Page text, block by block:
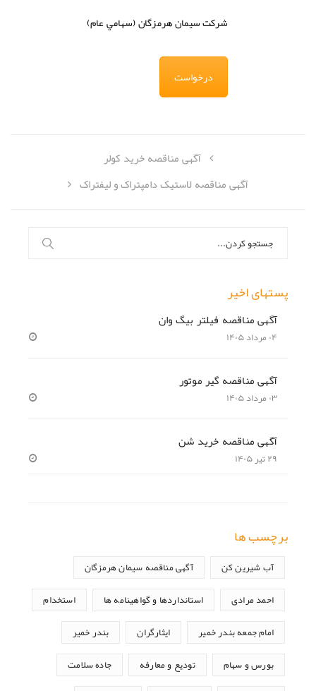
شركت سيمان هرمزگان (سهامي عام)
درخواست
آگهی مناقصه خرید کولر
آگهی مناقصه لاستیک دامپتراک و لیفتراک
برای:
پستهای اخیر
آگهی مناقصه فیلتر بیگ وان
۰۴ مرداد ۱۴۰۵
آگهی مناقصه گیر موتور
۰۳ مرداد ۱۴۰۵
آگهی مناقصه خرید شن
۲۹ تیر ۱۴۰۵
برچسب ها
آب شیرین کن آگهی مناقصه سیمان هرمزگان
احمد مرادی استانداردها و گواهینامه ها استخدام
امام جمعه بندر خمیر ایثارگران بندر خمیر
بورس و سهام تودیع و معارفه جاده سلامت